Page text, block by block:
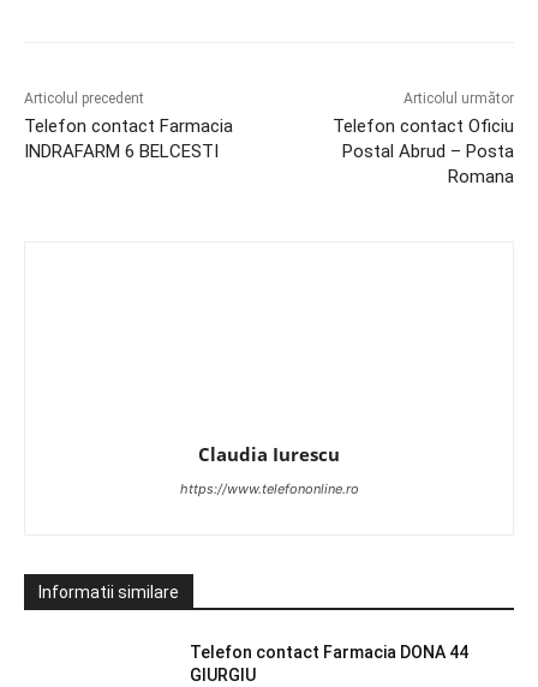
Articolul precedent
Telefon contact Farmacia
INDRAFARM 6 BELCESTI
Articolul următor
Telefon contact Oficiu
Postal Abrud – Posta
Romana
Claudia Iurescu
https://www.telefononline.ro
Informatii similare
Telefon contact Farmacia DONA 44
GIURGIU